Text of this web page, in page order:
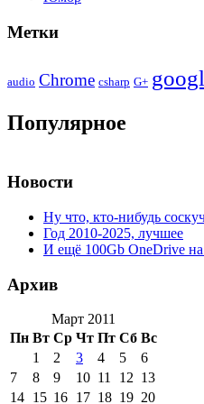
Метки
audio Chrome csharp G+
Популярное
Новости
Ну что, кто-нибудь
Год 2010-2025, лучшее
И ещё 100Gb OneDrive на
Архив
Март 2011
Пн Вт Ср Чт Пт Сб Вс
1
2 3 4 5
6
7
8 9 10 11 12 13
14 15 16 17 18 19 20